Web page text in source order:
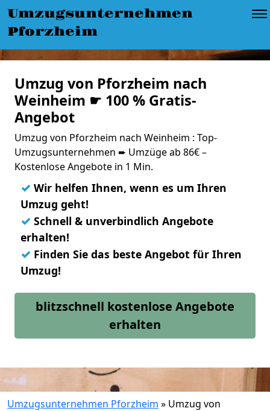
Umzugsunternehmen
Pforzheim
Umzug von Pforzheim nach
Weinheim ☛ 100 % Gratis-
Angebot
Umzug von Pforzheim nach Weinheim : Top-
Umzugsunternehmen ➨ Umzüge ab 86€ –
Kostenlose Angebote in 1 Min.
✓ Wir helfen Ihnen, wenn es um Ihren
Umzug geht!
✓ Schnell & unverbindlich Angebote
erhalten!
✓ Finden Sie das beste Angebot für Ihren
Umzug!
blitzschnell kostenlose Angebote
erhalten
Umzugsunternehmen Pforzheim » Umzug von